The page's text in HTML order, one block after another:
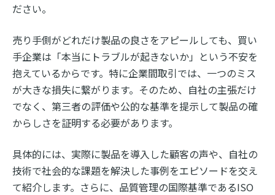
ださい。
売り手側がどれだけ製品の良さをアピールしても、買い
手企業は「本当にトラブルが起きないか」という不安を
抱えているからです。特に企業間取引では、一つのミス
が大きな損失に繋がります。そのため、自社の主張だけ
でなく、第三者の評価や公的な基準を提示して製品の確
からしさを証明する必要があります。
具体的には、実際に製品を導入した顧客の声や、自社の
技術で社会的な課題を解決した事例をエピソードを交え
て紹介します。さらに、品質管理の国際基準であるISO